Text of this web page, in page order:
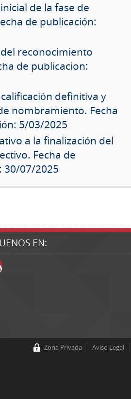
de la fase de
de publicación:
reconocimiento
de publicacion:
definitiva y
nombramiento. Fecha
5/03/2025
a la finalización del
Fecha de
30/07/2025
EN:
Zona Privada Aviso Legal